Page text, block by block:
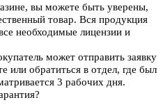
вы можете быть уверены,
товар. Вся продукция
необходимые лицензии и
может отправить заявку
или обратиться в отдел, где был
3 рабочих дня.